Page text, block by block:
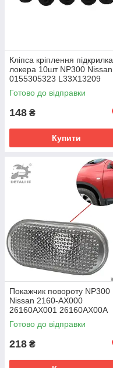
Кліпса кріплення підкрилка
локера 10шт NP300 Nissan
0155305323 L33X13209
0155310721
Готово до відправки
148 ₴
Купити
Покажчик повороту NP300
Nissan 2160-AX000
26160AX001 26160AX00A
Готово до відправки
218 ₴